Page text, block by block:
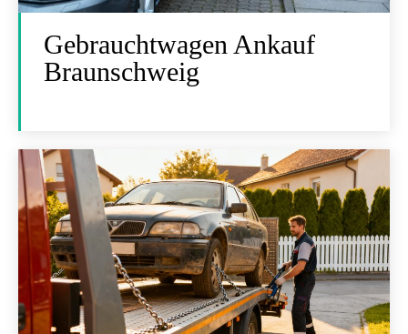
Gebrauchtwagen Ankauf
Braunschweig